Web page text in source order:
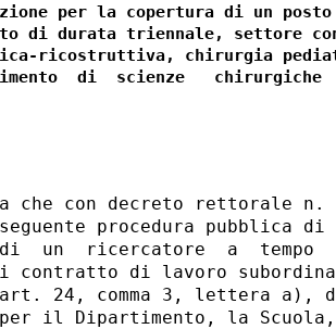
per la copertura di un
di durata triennale, settore
ricostruttiva, chirurgia
di  scienze   chirurgiche
che con decreto rettorale n.
procedura pubblica
di  un  ricercatore  a  tempo
contratto di lavoro
24, comma 3, lettera a),
il Dipartimento, la